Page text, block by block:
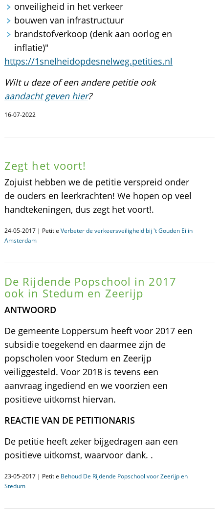
onveiligheid in het verkeer
bouwen van infrastructuur
brandstofverkoop (denk aan oorlog en
inflatie)"
https://1snelheidopdesnelweg.petities.nl
Wilt u deze of een andere petitie ook
aandacht geven hier?
16-07-2022
Zegt het voort!
Zojuist hebben we de petitie verspreid onder
de ouders en leerkrachten! We hopen op veel
handtekeningen, dus zegt het voort!.
24-05-2017 | Petitie Verbeter de verkeersveiligheid bij 't Gouden Ei in
Amsterdam
De Rijdende Popschool in 2017
ook in Stedum en Zeerijp
ANTWOORD
De gemeente Loppersum heeft voor 2017 een
subsidie toegekend en daarmee zijn de
popscholen voor Stedum en Zeerijp
veiliggesteld. Voor 2018 is tevens een
aanvraag ingediend en we voorzien een
positieve uitkomst hiervan.
REACTIE VAN DE PETITIONARIS
De petitie heeft zeker bijgedragen aan een
positieve uitkomst, waarvoor dank. .
23-05-2017 | Petitie Behoud De Rijdende Popschool voor Zeerijp en
Stedum